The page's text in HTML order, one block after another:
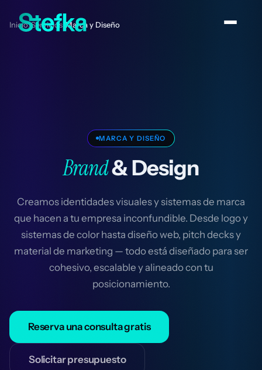
Inicio/Servicios Marca y Diseño
MARCA Y DISEÑO
Brand& Design
Creamos identidades visuales y sistemas de marca
que hacen a tu empresa inconfundible. Desde logo y
sistemas de color hasta diseño web, pitch decks y
material de marketing — todo está diseñado para ser
cohesivo, escalable y alineado con tu
posicionamiento.
Reserva una consulta gratis
Solicitar presupuesto